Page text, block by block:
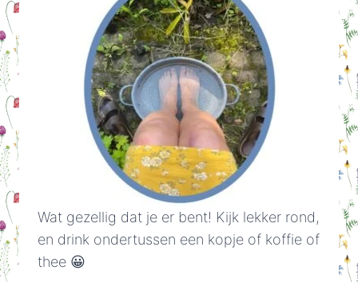
Wat gezellig dat je er bent! Kijk lekker rond,
en drink ondertussen een kopje of koffie of
thee 😀